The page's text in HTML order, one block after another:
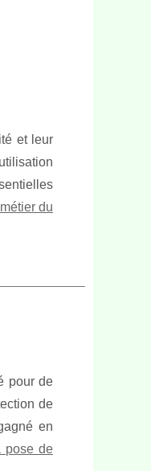
et leur
du
pour de
de
en
pose de